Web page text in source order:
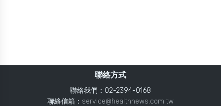
聯絡方式
聯絡我們：02-2394-0168
聯絡信箱： service@healthnews.com.tw